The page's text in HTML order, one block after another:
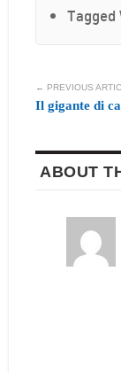
Tagged
← PREVIOUS
Il gigante di
ABOUT